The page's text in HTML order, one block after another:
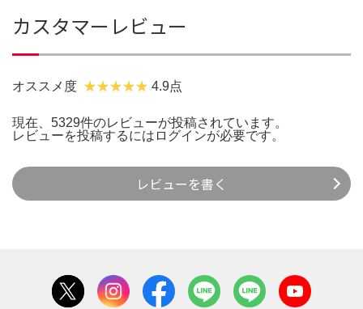
カスタマーレビュー
オススメ度 4.9点
現在、5329件のレビューが投稿されています。
レビューを投稿するには ログインが必要です。
レビューを書く